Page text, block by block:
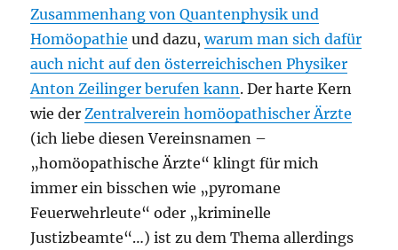
Zusammenhang von Quantenphysik und
Homöopathie und dazu,warum man sich dafür
auch nicht auf den österreichischen Physiker
Anton Zeilinger berufen kann. Der harte Kern
wie derZentralverein homöopathischer Ärzte
(ich liebe diesen Vereinsnamen –
„homöopathische Ärzte“ klingt für mich
immer ein bisschen wie „pyromane
Feuerwehrleute“ oder „kriminelle
Justizbeamte“…) ist zu dem Thema allerdings